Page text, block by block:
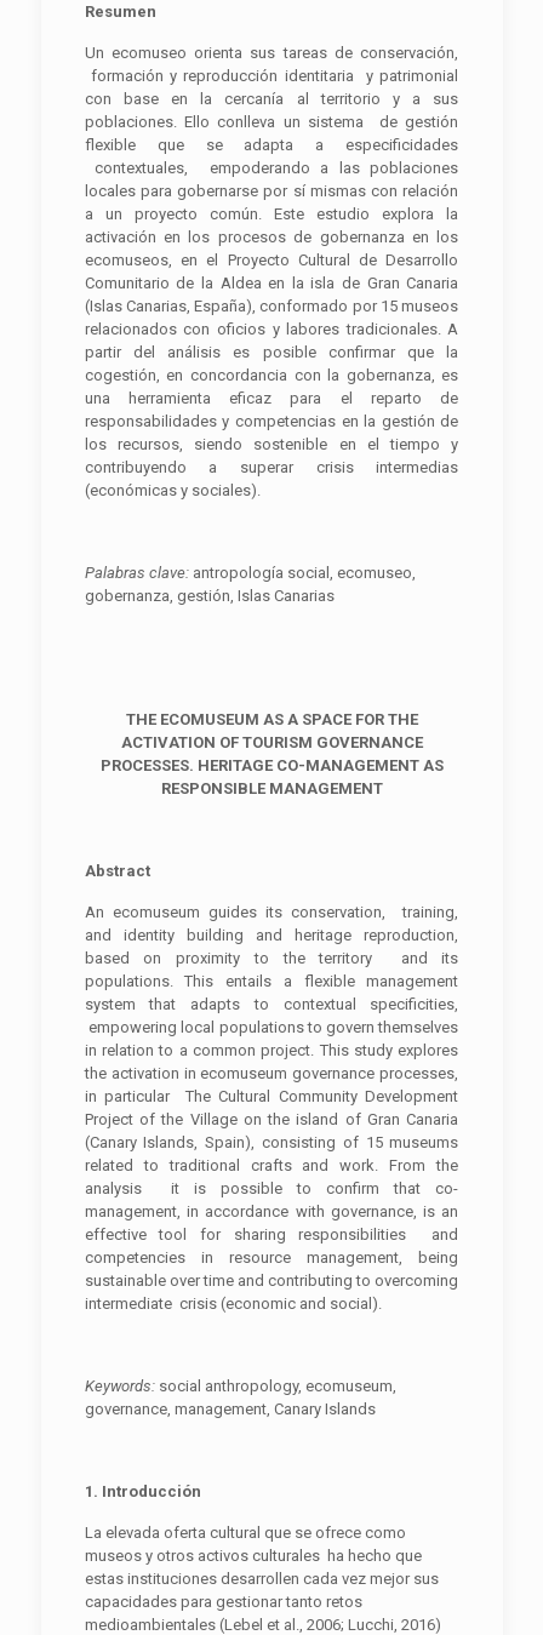
Resumen
Un ecomuseo orienta sus tareas de conservación,
formación y reproducción identitaria y patrimonial
con base en la cercanía al territorio y a sus
poblaciones. Ello conlleva un sistema de gestión
flexible que se adapta a especificidades
contextuales, empoderando a las poblaciones
locales para gobernarse por sí mismas con relación
a un proyecto común. Este estudio explora la
activación en los procesos de gobernanza en los
ecomuseos, en el Proyecto Cultural de Desarrollo
Comunitario de la Aldea en la isla de Gran Canaria
(Islas Canarias, España), conformado por 15 museos
relacionados con oficios y labores tradicionales. A
partir del análisis es posible confirmar que la
cogestión, en concordancia con la gobernanza, es
una herramienta eficaz para el reparto de
responsabilidades y competencias en la gestión de
los recursos, siendo sostenible en el tiempo y
contribuyendo a superar crisis intermedias
(económicas y sociales).
Palabras clave: antropología social, ecomuseo,
gobernanza, gestión, Islas Canarias
THE ECOMUSEUM AS A SPACE FOR THE
ACTIVATION OF TOURISM GOVERNANCE
PROCESSES. HERITAGE CO-MANAGEMENT AS
RESPONSIBLE MANAGEMENT
Abstract
An ecomuseum guides its conservation, training,
and identity building and heritage reproduction,
based on proximity to the territory and its
populations. This entails a flexible management
system that adapts to contextual specificities,
empowering local populations to govern themselves
in relation to a common project. This study explores
the activation in ecomuseum governance processes,
in particular The Cultural Community Development
Project of the Village on the island of Gran Canaria
(Canary Islands, Spain), consisting of 15 museums
related to traditional crafts and work. From the
analysis it is possible to confirm that co-
management, in accordance with governance, is an
effective tool for sharing responsibilities and
competencies in resource management, being
sustainable over time and contributing to overcoming
intermediate crisis (economic and social).
Keywords: social anthropology, ecomuseum,
governance, management, Canary Islands
1. Introducción
La elevada oferta cultural que se ofrece como
museos y otros activos culturales ha hecho que
estas instituciones desarrollen cada vez mejor sus
capacidades para gestionar tanto retos
medioambientales (Lebel et al., 2006; Lucchi, 2016)